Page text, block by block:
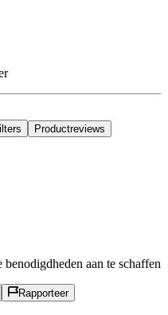
Productreviews
aan te schaffen
Rapporteer